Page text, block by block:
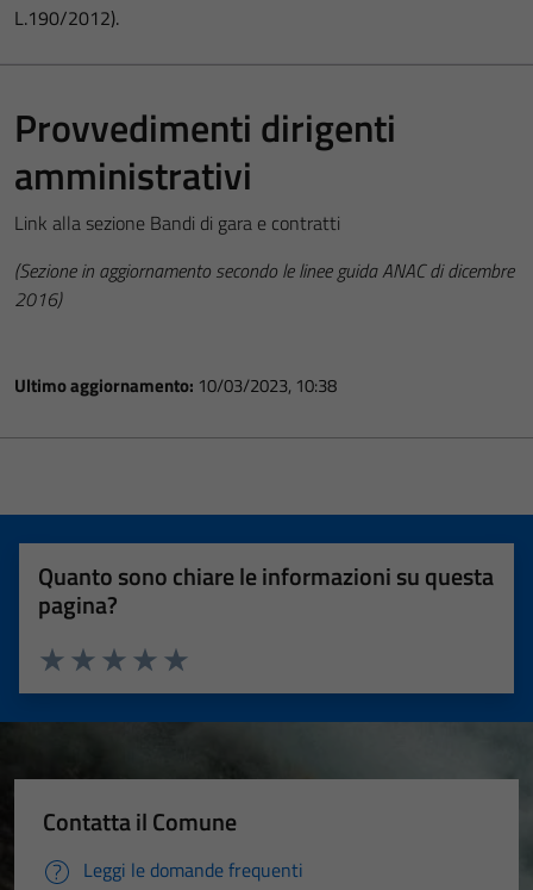
L.190/2012).
Provvedimenti dirigenti
amministrativi
Link alla sezione Bandi di gara e contratti
(Sezione in aggiornamento secondo le linee guida ANAC di dicembre
2016)
Ultimo aggiornamento: 10/03/2023, 10:38
Quanto sono chiare le informazioni su questa
pagina?
Valuta 5 stelle su 5
Valuta 4 stelle su 5
Valuta 3 stelle su 5
Valuta 2 stelle su 5
Valuta 1 stelle su 5
Contatta il Comune
Leggi le domande frequenti